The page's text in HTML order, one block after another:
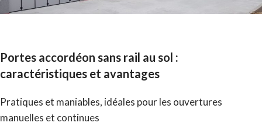
Portes accordéon sans rail au sol :
caractéristiques et avantages
Pratiques et maniables, idéales pour les ouvertures
manuelles et continues